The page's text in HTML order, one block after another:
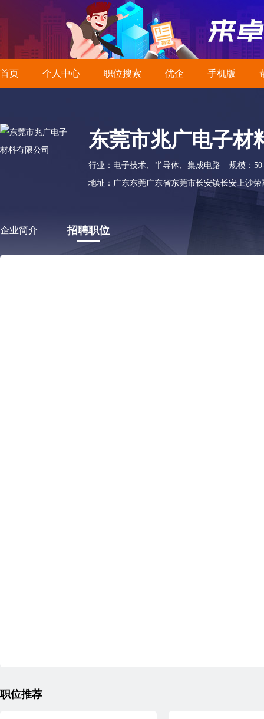
首页 个人中心 职位搜索 优企 手机版
东莞市兆广电子材
行业：电子技术、半导体、集成电路
规模：
地址：广东东莞广东省东莞市长安镇长安上沙荣
企业简介 招聘职位
职位推荐